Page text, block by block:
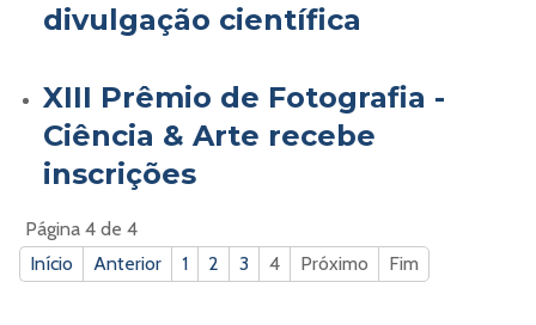
divulgação científica
XIII Prêmio de Fotografia -
Ciência & Arte recebe
inscrições
Página 4 de 4
Início
Anterior 1 2 3 4 Próximo Fim